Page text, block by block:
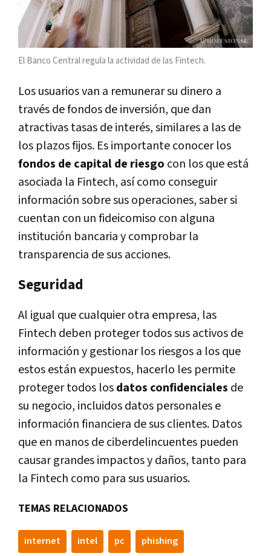
El Banco Central regula la actividad de las Fintech.
Los usuarios van a remunerar su dinero a
través de fondos de inversión, que dan
atractivas tasas de interés, similares a las de
los plazos fijos. Es importante conocer los
fondos de capital de riesgo con los que está
asociada la Fintech, así como conseguir
información sobre sus operaciones, saber si
cuentan con un fideicomiso con alguna
institución bancaria y comprobar la
transparencia de sus acciones.
Seguridad
Al igual que cualquier otra empresa, las
Fintech deben proteger todos sus activos de
información y gestionar los riesgos a los que
estos están expuestos, hacerlo les permite
proteger todos losdatos confidenciales de
su negocio, incluidos datos personales e
información financiera de sus clientes. Datos
que en manos de ciberdelincuentes pueden
causar grandes impactos y daños, tanto para
la Fintech como para sus usuarios.
TEMAS RELACIONADOS
internet intel pc phishing